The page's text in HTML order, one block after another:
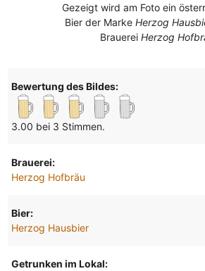
Gezeigt wird am Foto ein
Bier der MarkeHerzog
BrauereiHerzog
Bewertung des Bildes:
3.00 bei 3 Stimmen.
Brauerei:
Herzog Hofbräu
Bier:
Herzog Hausbier
Getrunken im Lokal: